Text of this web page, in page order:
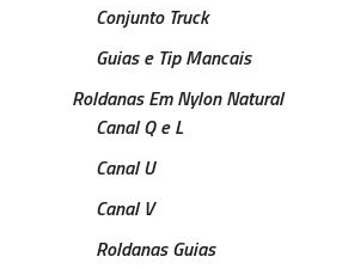
Conjunto Truck
Guias e Tip Mancais
Roldanas Em Nylon Natural
Canal Q e L
Canal U
Canal V
Roldanas Guias